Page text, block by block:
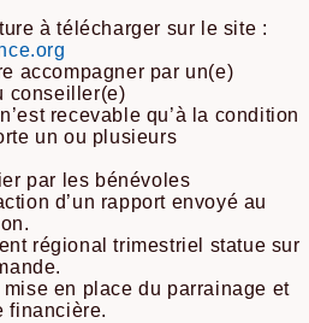
à télécharger sur le site :
accompagner par un(e)
conseiller(e)
recevable qu’à la condition
un ou plusieurs
par les bénévoles
d’un rapport envoyé au
régional trimestriel statue sur
mise en place du parrainage et
financière.